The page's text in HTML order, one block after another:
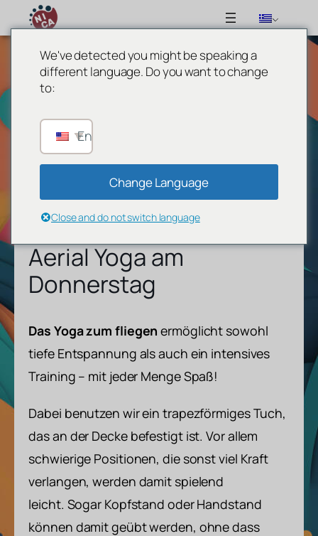
Aerial Yoga am
Donnerstag
Das Yoga zum fliegen ermöglicht sowohl
tiefe Entspannung als auch ein intensives
Training – mit jeder Menge Spaß!
Dabei benutzen wir ein trapezförmiges Tuch,
das an der Decke befestigt ist. Vor allem
schwierige Positionen, die sonst viel Kraft
verlangen, werden damit spielend
leicht. Sogar Kopfstand oder Handstand
können damit geübt werden, ohne dass
We've detected you might be speaking a
different language. Do you want to change
to:
English
Change Language
Close and do not switch language